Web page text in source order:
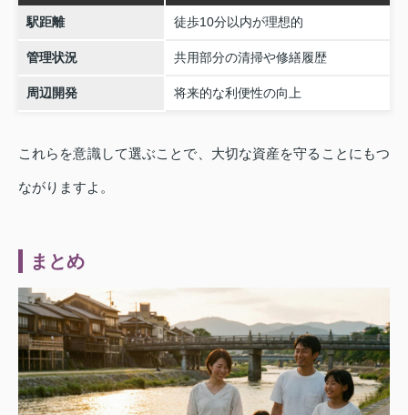
駅距離 徒歩10分以内が理想的
管理状況 共用部分の清掃や修繕履歴
周辺開発 将来的な利便性の向上
これらを意識して選ぶことで、大切な資産を守ることにもつ
ながりますよ。
まとめ